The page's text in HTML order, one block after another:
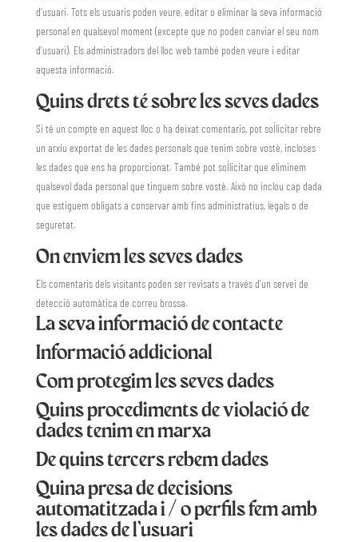
d’usuari. Tots els usuaris poden veure, editar o eliminar la seva informació
personal en qualsevol moment (excepte que no poden canviar el seu nom
d’usuari). Els administradors del lloc web també poden veure i editar
aquesta informació.
Quins drets té sobre les seves dades
Si té un compte en aquest lloc o ha deixat comentaris, pot sol·licitar rebre
un arxiu exportat de les dades personals que tenim sobre vostè, incloses
les dades que ens ha proporcionat. També pot sol·licitar que eliminem
qualsevol dada personal que tinguem sobre vostè. Això no inclou cap dada
que estiguem obligats a conservar amb fins administratius, legals o de
seguretat.
On enviem les seves dades
Els comentaris dels visitants poden ser revisats a través d’un servei de
detecció automàtica de correu brossa.
La seva informació de contacte
Informació addicional
Com protegim les seves dades
Quins procediments de violació de
dades tenim en marxa
De quins tercers rebem dades
Quina presa de decisions
automatitzada i / o perfils fem amb
les dades de l’usuari